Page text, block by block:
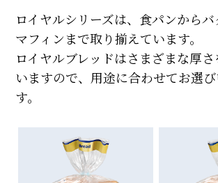
ロイヤルシリーズは、食パンからバ
マフィンまで取り揃えています。
ロイヤルブレッドはさまざまな厚
いますので、用途に合わせてお選
す。